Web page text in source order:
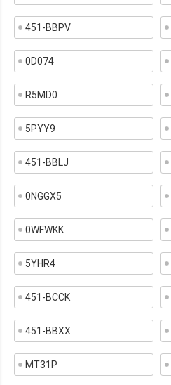
451-BBPV
0D074
R5MD0
5PYY9
451-BBLJ
0NGGX5
0WFWKK
5YHR4
451-BCCK
451-BBXX
MT31P